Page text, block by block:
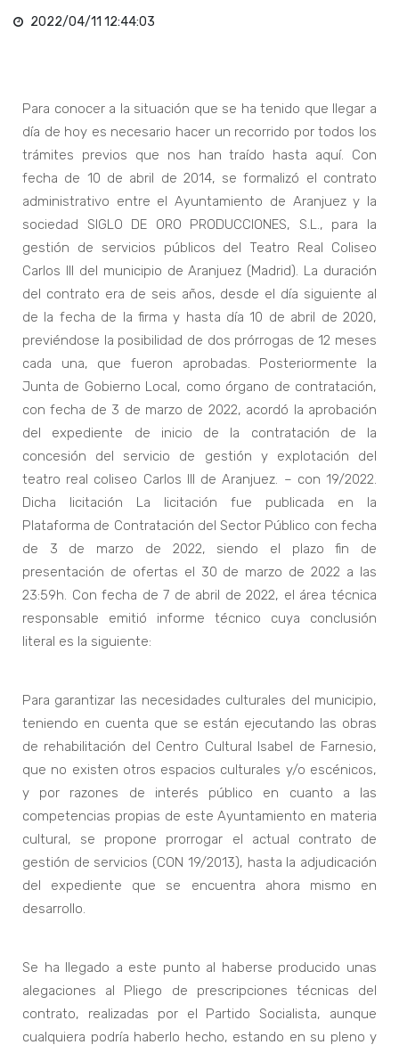
2022/04/11 12:44:03
Para conocer a la situación que se ha tenido que llegar a
día de hoy es necesario hacer un recorrido por todos los
trámites previos que nos han traído hasta aquí. Con
fecha de 10 de abril de 2014, se formalizó el contrato
administrativo entre el Ayuntamiento de Aranjuez y la
sociedad SIGLO DE ORO PRODUCCIONES, S.L., para la
gestión de servicios públicos del Teatro Real Coliseo
Carlos III del municipio de Aranjuez (Madrid). La duración
del contrato era de seis años, desde el día siguiente al
de la fecha de la firma y hasta día 10 de abril de 2020,
previéndose la posibilidad de dos prórrogas de 12 meses
cada una, que fueron aprobadas. Posteriormente la
Junta de Gobierno Local, como órgano de contratación,
con fecha de 3 de marzo de 2022, acordó la aprobación
del expediente de inicio de la contratación de la
concesión del servicio de gestión y explotación del
teatro real coliseo Carlos III de Aranjuez. – con 19/2022.
Dicha licitación La licitación fue publicada en la
Plataforma de Contratación del Sector Público con fecha
de 3 de marzo de 2022, siendo el plazo fin de
presentación de ofertas el 30 de marzo de 2022 a las
23:59h. Con fecha de 7 de abril de 2022, el área técnica
responsable emitió informe técnico cuya conclusión
literal es la siguiente:
Para garantizar las necesidades culturales del municipio,
teniendo en cuenta que se están ejecutando las obras
de rehabilitación del Centro Cultural Isabel de Farnesio,
que no existen otros espacios culturales y/o escénicos,
y por razones de interés público en cuanto a las
competencias propias de este Ayuntamiento en materia
cultural, se propone prorrogar el actual contrato de
gestión de servicios (CON 19/2013), hasta la adjudicación
del expediente que se encuentra ahora mismo en
desarrollo.
Se ha llegado a este punto al haberse producido unas
alegaciones al Pliego de prescripciones técnicas del
contrato, realizadas por el Partido Socialista, aunque
cualquiera podría haberlo hecho, estando en su pleno y